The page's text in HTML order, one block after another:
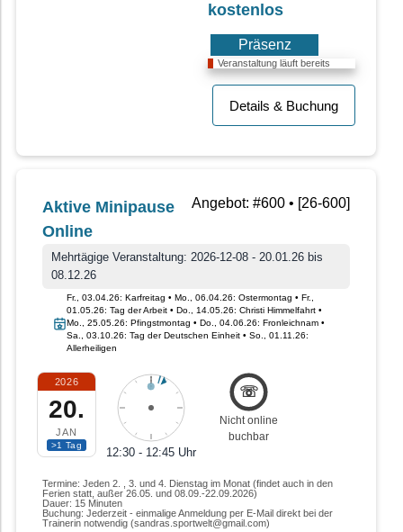
kostenlos
Präsenz
Veranstaltung läuft bereits
Details & Buchung
Angebot: #600 • [26-600]
Aktive Minipause
Online
Mehrtägige Veranstaltung: 2026-12-08 - 20.01.26 bis
08.12.26
Fr., 03.04.26: Karfreitag • Mo., 06.04.26: Ostermontag • Fr.,
01.05.26: Tag der Arbeit • Do., 14.05.26: Christi Himmelfahrt •
Mo., 25.05.26: Pfingstmontag • Do., 04.06.26: Fronleichnam •
Sa., 03.10.26: Tag der Deutschen Einheit • So., 01.11.26:
Allerheiligen
2026
20.
JAN
>1 Tag
12:30 - 12:45 Uhr
☏
Nicht online
buchbar
Termine: Jeden 2. , 3. und 4. Dienstag im Monat (findet auch in den
Ferien statt, außer 26.05. und 08.09.-22.09.2026)
Dauer: 15 Minuten
Buchung: Jederzeit - einmalige Anmeldung per E-Mail direkt bei der
Trainerin notwendig (sandras.sportwelt@gmail.com)